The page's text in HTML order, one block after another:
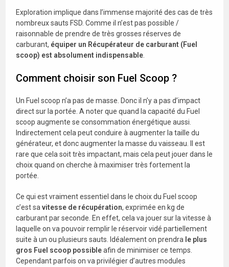
Exploration implique dans l’immense majorité des cas de très
nombreux sauts FSD. Comme il n’est pas possible /
raisonnable de prendre de très grosses réserves de
carburant, équiper un Récupérateur de carburant (Fuel
scoop) est absolument indispensable
Comment choisir son Fuel Scoop ?
Un Fuel scoop n’a pas de masse. Donc il n’y a pas d’impact
direct sur la portée. A noter que quand la capacité du Fuel
scoop augmente se consommation énergétique aussi.
Indirectement cela peut conduire à augmenter la taille du
générateur, et donc augmenter la masse du vaisseau. Il est
rare que cela soit très impactant, mais cela peut jouer dans le
choix quand on cherche à maximiser très fortement la
portée.
Ce qui est vraiment essentiel dans le choix du Fuel scoop
c’est savitesse de récupération, exprimée en kg de
carburant par seconde. En effet, cela va jouer sur la vitesse à
laquelle on va pouvoir remplir le réservoir vidé partiellement
suite à un ou plusieurs sauts. Idéalement on prendra le plus
gros Fuel scoop possibleafin de minimiser ce temps.
Cependant parfois on va privilégier d’autres modules